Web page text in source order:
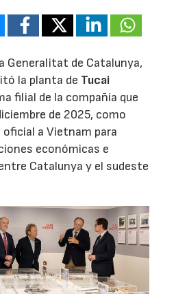
Generalitat de Catalunya,
la planta de Tucai
filial de la compañía que
de 2025, como
oficial a Vietnam para
económicas e
Catalunya y el sudeste